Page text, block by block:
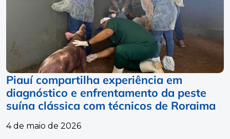
Piauí compartilha experiência em
diagnóstico e enfrentamento da peste
suína clássica com técnicos de Roraima
4 de maio de 2026